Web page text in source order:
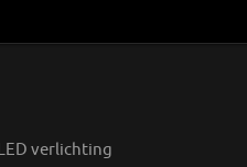
verlichting